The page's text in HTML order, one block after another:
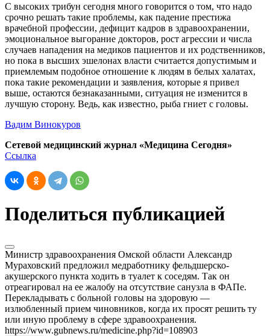
С высоких трибун сегодня много говорится о том, что надо
срочно решать такие проблемы, как падение престижа
врачебной профессии, дефицит кадров в здравоохранении,
эмоциональное выгорание докторов, рост агрессии и числа
случаев нападения на медиков пациентов и их родственников,
но пока в высших эшелонах власти считается допустимым и
приемлемым подобное отношение к людям в белых халатах,
пока такие рекомендации и заявления, которые я привел
выше, остаются безнаказанными, ситуация не изменится в
лучшую сторону. Ведь, как известно, рыба гниет с головы.
Вадим Винокуров
Сетевой медицинский журнал «Медицина Сегодня»
Ссылка
Поделиться публикацией
Министр здравоохранения Омской области Александр
Мураховский предложил медработнику фельдшерско-
акушерского пункта ходить в туалет к соседям. Так он
отреагировал на ее жалобу на отсутствие санузла в ФАПе.
Перекладывать с больной головы на здоровую —
излюбленный прием чиновников, когда их просят решить ту
или иную проблему в сфере здравоохранения.
https://www.gubnews.ru/medicine.php?id=108903